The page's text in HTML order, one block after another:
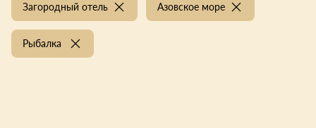
Загородный отель Азовское море
Рыбалка